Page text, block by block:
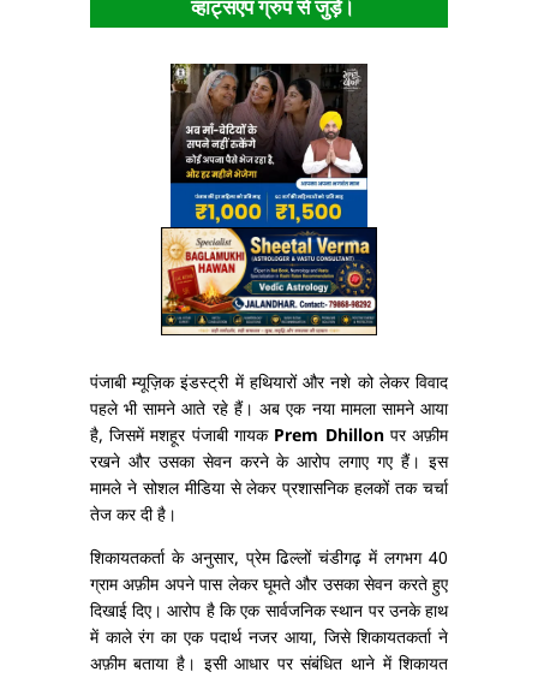
व्हाट्सएप ग्रुप से जुड़ें।
पंजाबी म्यूज़िक इंडस्ट्री में हथियारों और नशे को लेकर विवाद
पहले भी सामने आते रहे हैं। अब एक नया मामला सामने आया
है, जिसमें मशहूर पंजाबी गायक Prem Dhillonपर अफ़ीम
रखने और उसका सेवन करने के आरोप लगाए गए हैं। इस
मामले ने सोशल मीडिया से लेकर प्रशासनिक हलकों तक चर्चा
तेज कर दी है।
शिकायतकर्ता के अनुसार, प्रेम ढिल्लों चंडीगढ़ में लगभग 40
ग्राम अफ़ीम अपने पास लेकर घूमते और उसका सेवन करते हुए
दिखाई दिए। आरोप है कि एक सार्वजनिक स्थान पर उनके हाथ
में काले रंग का एक पदार्थ नजर आया, जिसे शिकायतकर्ता ने
अफ़ीम बताया है। इसी आधार पर संबंधित थाने में शिकायत